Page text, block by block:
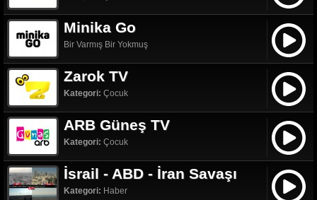
Minika Go
Bir Varmış Bir Yokmuş
Zarok TV
Kategori: Çocuk
ARB Güneş TV
Kategori: Çocuk
İsrail - ABD - İran Savaşı
Kategori: Haber